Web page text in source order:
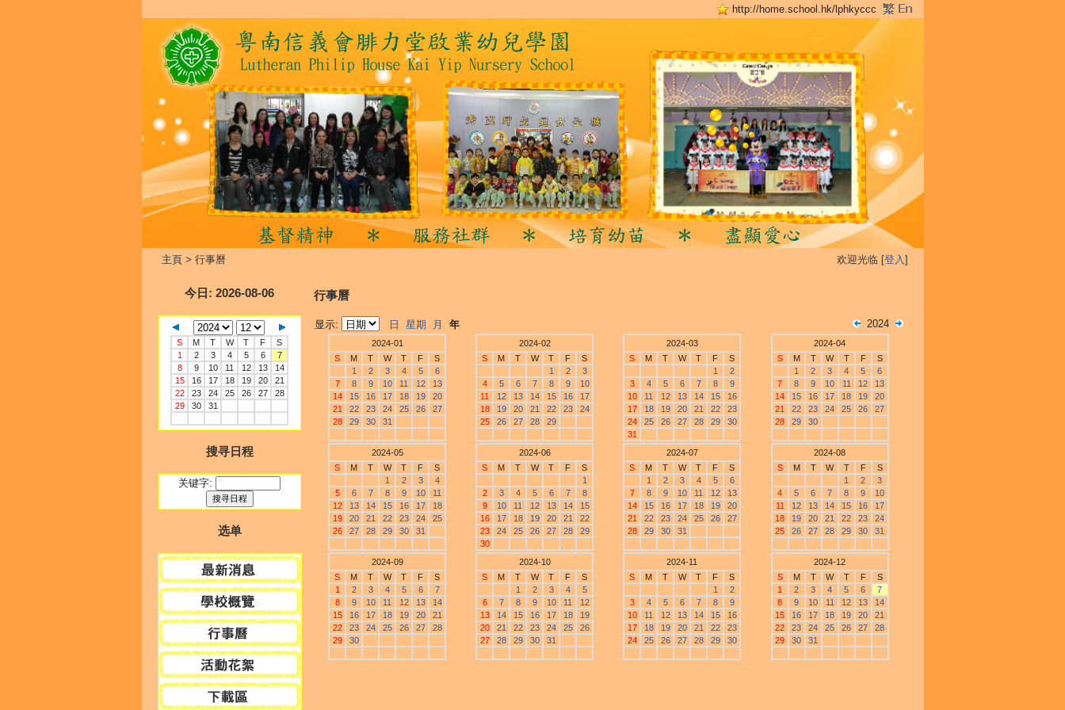
http://home.school.hk/lphkyccc
主頁> 行事曆 欢迎光临 [登入]
今日 : 2026-08-06
S M T W T F
S
1
2 3 4 5 6
7
8
9 10 11 12 13
14
15
16 17 18 19 20
21
22
23 24 25 26 27
28
29
30 31
搜寻日程
关键字:
选单
行事曆
显示: 日 星期 月 年 2024
2024-01
S
M T W T F
S
1
2 3 4 5
6
7
8 9 10 11 12
13
14
15 16 17 18 19
20
21
22 23 24 25 26
27
28
29 30 31
2024-02
S
M T W T F
S
1
2
3
4
5 6 7 8 9
10
11
12 13 14 15 16
17
18
19 20 21 22 23
24
25
26 27 28 29
2024-03
S
M T W T F
S
1
2
3
4 5 6 7 8
9
10
11 12 13 14 15
16
17
18 19 20 21 22
23
24
25 26 27 28 29
30
31
2024-04
S
M T W T F
S
1
2 3 4 5
6
7
8 9 10 11 12
13
14
15 16 17 18 19
20
21
22 23 24 25 26
27
28
29 30
2024-05
S
M T W T F
S
1
2 3
4
5
6 7 8 9 10
11
12
13 14 15 16 17
18
19
20 21 22 23 24
25
26
27 28 29 30 31
2024-06
S
M T W T F
S
1
2
3 4 5 6 7
8
9
10 11 12 13 14
15
16
17 18 19 20 21
22
23
24 25 26 27 28
29
30
2024-07
S
M T W T F
S
1
2 3 4 5
6
7
8 9 10 11 12
13
14
15 16 17 18 19
20
21
22 23 24 25 26
27
28
29 30 31
2024-08
S
M T W T F
S
1
2
3
4
5 6 7 8 9
10
11
12 13 14 15 16
17
18
19 20 21 22 23
24
25
26 27 28 29 30 31
2024-09
S
M T W T F
S
1
2 3 4 5 6
7
8
9 10 11 12 13
14
15
16 17 18 19 20
21
22
23 24 25 26 27
28
29
30
2024-10
S
M T W T F
S
1
2 3 4
5
6
7 8 9 10 11
12
13
14 15 16 17 18
19
20
21 22 23 24 25
26
27
28 29 30 31
2024-11
S
M T W T F
S
1
2
3
4 5 6 7 8
9
10
11 12 13 14 15
16
17
18 19 20 21 22
23
24
25 26 27 28 29 30
2024-12
S
M T W T F
S
1
2 3 4 5 6
7
8
9 10 11 12 13
14
15
16 17 18 19 20
21
22
23 24 25 26 27
28
29
30 31